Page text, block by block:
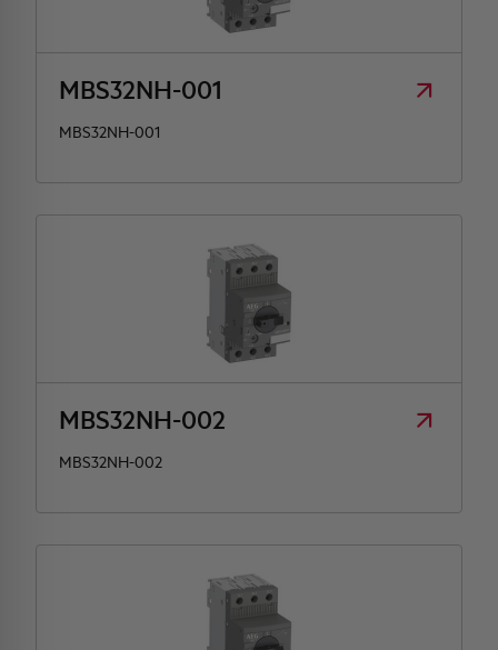
MBS32NH-001
MBS32NH-001
MBS32NH-002
MBS32NH-002
HQ & TEAM
ATTIVITÀ E MERCATI